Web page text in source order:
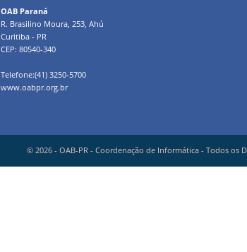
OAB Paraná
R. Brasilino Moura, 253, Ahú
Curitiba - PR
CEP: 80540-340
Telefone:(41) 3250-5700
www.oabpr.org.br
© 2026 - OAB-PR - Coordenação de Informática - Todos os